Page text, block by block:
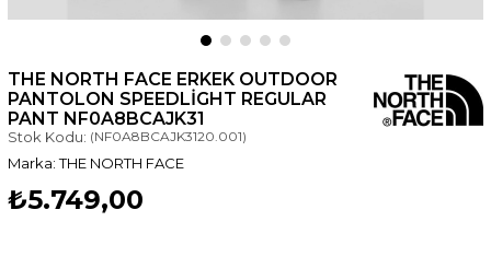
THE NORTH FACE ERKEK OUTDOOR
PANTOLON SPEEDLIGHT REGULAR
PANT NF0A8BCAJK31
Stok Kodu: (NF0A8BCAJK3120.001)
THE NORTH FACE
₺5.749,00